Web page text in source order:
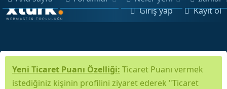
Giriş yap Kayıt ol
Yeni Ticaret Puanı Özelliği: Ticaret Puanı vermek
istediğiniz kişinin profilini ziyaret ederek "Ticaret